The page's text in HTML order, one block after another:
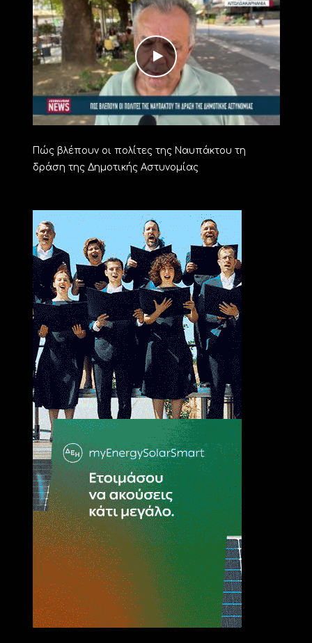
Πώς βλέπουν οι πολίτες της Ναυπάκτου τη
δράση της Δημοτικής Αστυνομίας